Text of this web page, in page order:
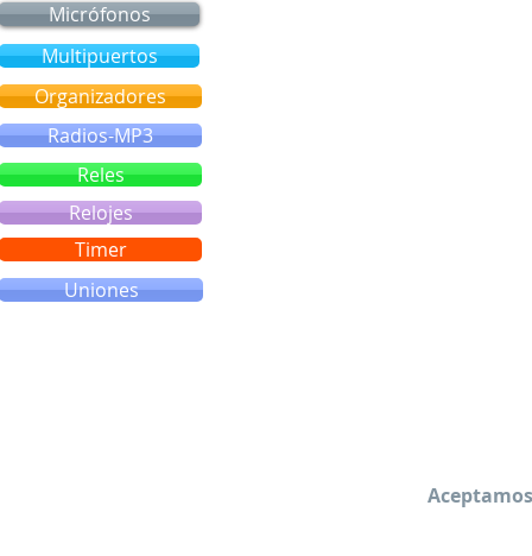
Micrófonos
Multipuertos
Organizadores
Radios-MP3
Reles
Relojes
Timer
Uniones